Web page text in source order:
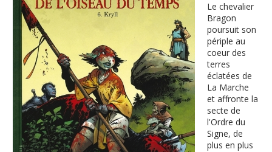
Le chevalier
Bragon
poursuit son
périple au
coeur des
terres
éclatées de
La Marche
et affronte la
secte de
l'Ordre du
Signe, de
plus en plus